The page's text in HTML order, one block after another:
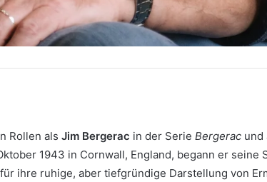
Rollen als Jim Bergerac in der Serie Bergerac und
1943 in Cornwall, England, begann er seine
ihre ruhige, aber tiefgründige Darstellung von